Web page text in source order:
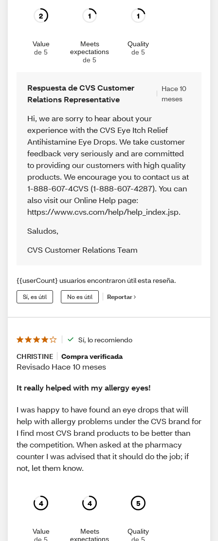
2
Value
de 5
1
Meets
expectations
de 5
1
Quality
de 5
Respuesta de CVS Customer
Relations Representative
Hace 10
meses
Hi, we are sorry to hear about your
experience with the CVS Eye Itch Relief
Antihistamine Eye Drops. We take customer
feedback very seriously and are committed
to providing our customers with high quality
products. We encourage you to contact us at
1-888-607-4CVS (1-888-607-4287). You can
also visit our Online Help page:
https://www.cvs.com/help/help_index.jsp.
Saludos,
CVS Customer Relations Team
{{userCount} usuarios encontraron útil esta reseña.
Sí, es útil No es útil Reportar
Sí, lo recomiendo
CHRISTINE
Compra verificada
Revisado Hace 10 meses
It really helped with my allergy eyes!
I was happy to have found an eye drops that will
help with allergy problems under the CVS brand for
I find most CVS brand products to be better than
the competition. When asked at the pharmacy
counter I was advised that it should do the job; if
not, let them know.
4
Value
4
Meets
expectations
5
Quality